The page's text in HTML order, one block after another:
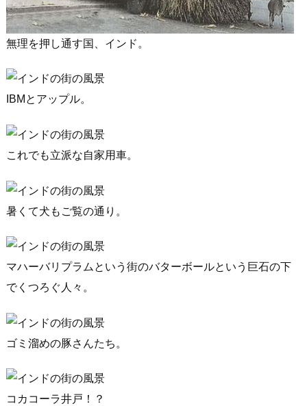
無理を押し通す国、インド。
IBMとアップル。
これでも立派な自家用車。
暑くて犬もご覧の通り。
マハーバリプラムという街のバターボールという巨石の下
でくつろぐ人々。
ゴミ溜めの豚さんたち。
コカコーラ井戸！？